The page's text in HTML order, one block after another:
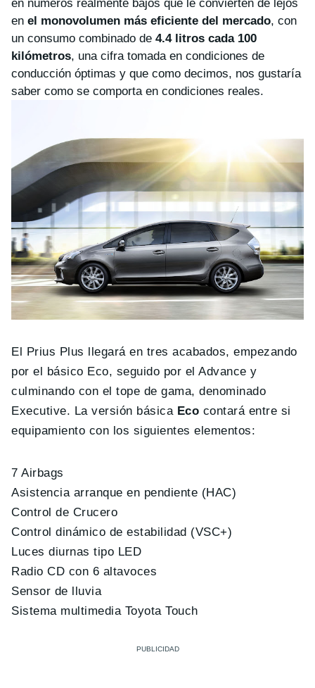
en números realmente bajos que le convierten de lejos
en el monovolumen más eficiente del mercado, con
un consumo combinado de 4.4 litros cada 100
kilómetros, una cifra tomada en condiciones de
conducción óptimas y que como decimos, nos gustaría
saber como se comporta en condiciones reales.
El Prius Plus llegará en tres acabados, empezando
por el básico Eco, seguido por el Advance y
culminando con el tope de gama, denominado
Executive. La versión básica Eco contará entre si
equipamiento con los siguientes elementos:
7 Airbags
Asistencia arranque en pendiente (HAC)
Control de Crucero
Control dinámico de estabilidad (VSC+)
Luces diurnas tipo LED
Radio CD con 6 altavoces
Sensor de lluvia
Sistema multimedia Toyota Touch